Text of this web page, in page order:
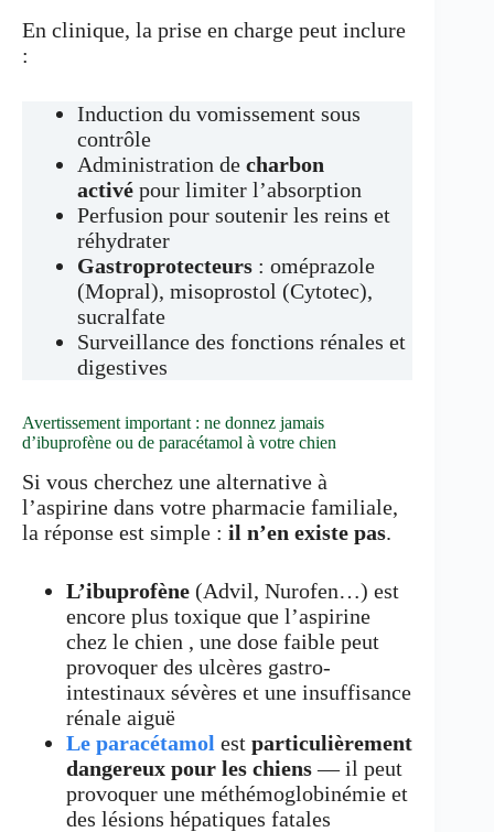
En clinique, la prise en charge peut inclure
:
Induction du vomissement sous
contrôle
Administration de charbon
activé pour limiter l’absorption
Perfusion pour soutenir les reins et
réhydrater
Gastroprotecteurs : oméprazole
(Mopral), misoprostol (Cytotec),
sucralfate
Surveillance des fonctions rénales et
digestives
Avertissement important : ne donnez jamais
d’ibuprofène ou de paracétamol à votre chien
Si vous cherchez une alternative à
l’aspirine dans votre pharmacie familiale,
la réponse est simple : il n’en existe pas.
L’ibuprofène (Advil, Nurofen…) est
encore plus toxique que l’aspirine
chez le chien , une dose faible peut
provoquer des ulcères gastro-
intestinaux sévères et une insuffisance
rénale aiguë
Le paracétamol est particulièrement
dangereux pour les chiens— il peut
provoquer une méthémoglobinémie et
des lésions hépatiques fatales